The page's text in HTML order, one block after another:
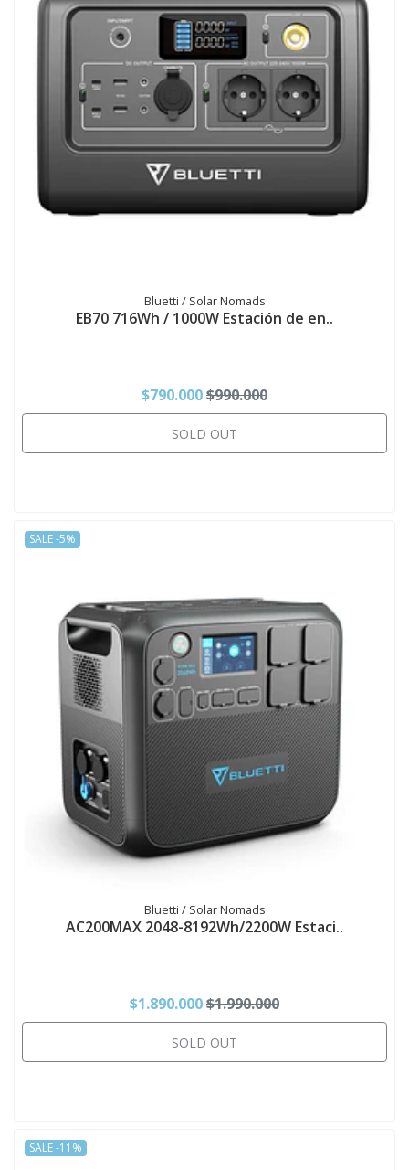
Bluetti / Solar Nomads
EB70 716Wh / 1000W Estación de en..
$790.000$990.000
SOLD OUT
SALE -5%
Bluetti / Solar Nomads
AC200MAX 2048-8192Wh/2200W Estaci..
$1.890.000$1.990.000
SOLD OUT
SALE -11%